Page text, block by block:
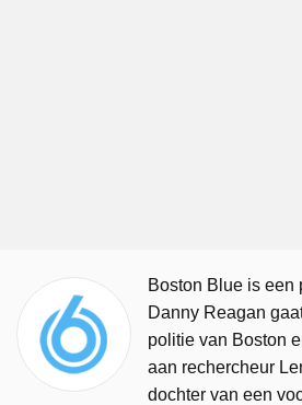
Boston Blue is een
Danny Reagan
politie van Boston
aan rechercheur
dochter van een